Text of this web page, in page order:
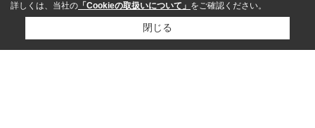
詳しくは、当社の 「Cookieの取扱いについて」 をご確認ください。
閉じる